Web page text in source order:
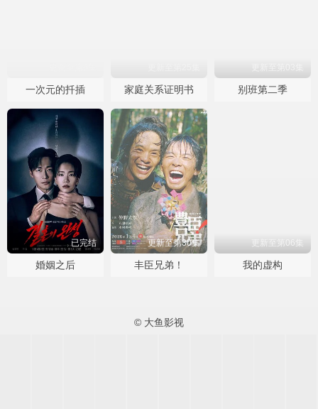
一次元的扦插 家庭关系证明书 别班第二季
已完结
婚姻之后
更新至第30集
丰臣兄弟！
更新至第06集
我的虚构
© 大鱼影视